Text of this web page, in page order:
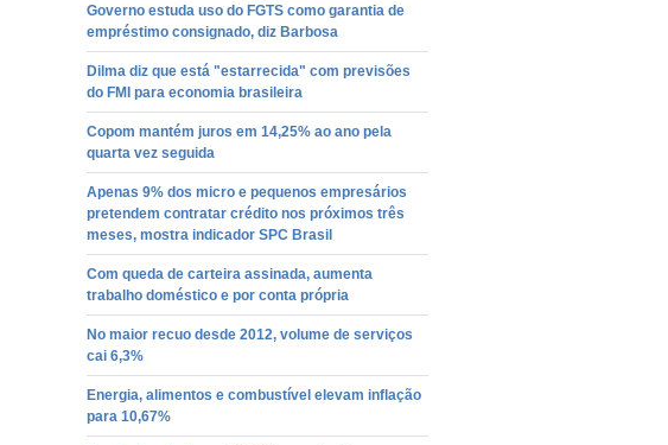
Governo estuda uso do FGTS como garantia de
empréstimo consignado, diz Barbosa
Dilma diz que está "estarrecida" com previsões
do FMI para economia brasileira
Copom mantém juros em 14,25% ao ano pela
quarta vez seguida
Apenas 9% dos micro e pequenos empresários
pretendem contratar crédito nos próximos três
meses, mostra indicador SPC Brasil
Com queda de carteira assinada, aumenta
trabalho doméstico e por conta própria
No maior recuo desde 2012, volume de serviços
cai 6,3%
Energia, alimentos e combustível elevam inflação
para 10,67%